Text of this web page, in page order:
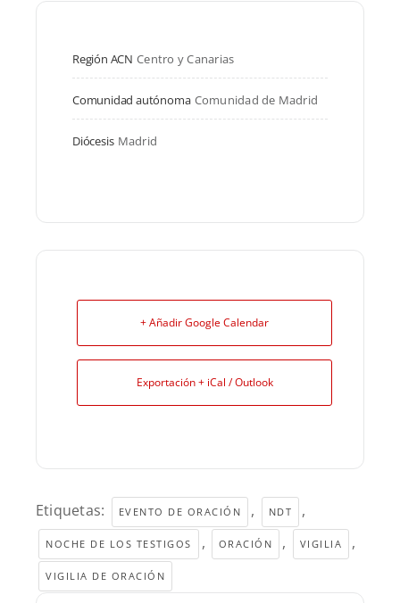
Región ACN Centro y Canarias
Comunidad autónoma Comunidad de Madrid
Diócesis Madrid
+ Añadir Google Calendar
Exportación + iCal / Outlook
Etiquetas: EVENTO DE ORACIÓN , NDT ,
NOCHE DE LOS TESTIGOS , ORACIÓN , VIGILIA ,
VIGILIA DE ORACIÓN